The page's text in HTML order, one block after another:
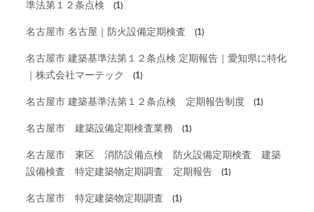
準法第１２条点検
(1)
名古屋市 名古屋｜防火設備定期検査 (1)
名古屋市 建築基準法第１２条点検 定期報告｜愛知県に特化
｜株式会社マーテック
(1)
名古屋市 建築基準法第１２条点検 定期報告制度 (1)
名古屋市 建築設備定期検査業務 (1)
名古屋市 東区 消防設備点検 防火設備定期検査 建築
設備検査 特定建築物定期調査 定期報告
(1)
名古屋市 特定建築物定期調査 (1)